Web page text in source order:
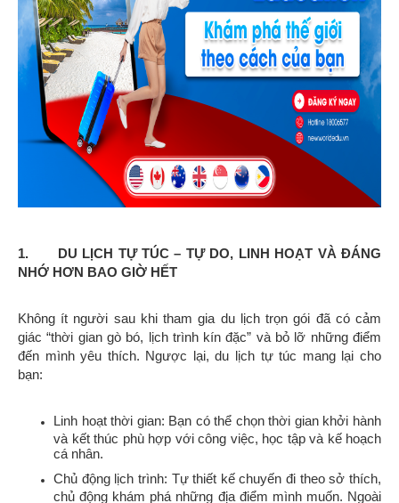
1. DU LỊCH TỰ TÚC – TỰ DO, LINH HOẠT VÀ ĐÁNG
NHỚ HƠN BAO GIỜ HẾT
Không ít người sau khi tham gia du lịch trọn gói đã có cảm
giác “thời gian gò bó, lịch trình kín đặc” và bỏ lỡ những điểm
đến mình yêu thích. Ngược lại, du lịch tự túc mang lại cho
bạn:
Linh hoạt thời gian: Bạn có thể chọn thời gian khởi hành
và kết thúc phù hợp với công việc, học tập và kế hoạch
cá nhân.
Chủ động lịch trình: Tự thiết kế chuyến đi theo sở thích,
chủ động khám phá những địa điểm mình muốn. Ngoài